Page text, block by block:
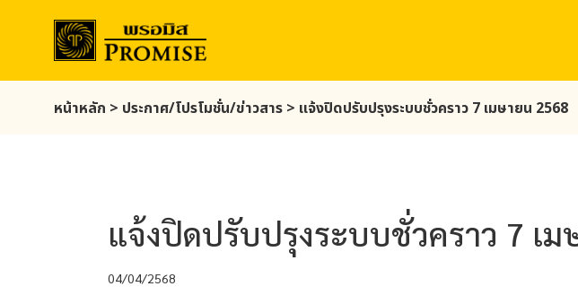
หน้าหลัก > ประกาศ/โปรโมชั่น/ข่าวสาร > แจ้งปิดปรับปรุงระบบชั่วคราว 7 เมษายน 2568
แจ้งปิดปรับปรุงระบบชั่วคราว 7 เม
04/04/2568